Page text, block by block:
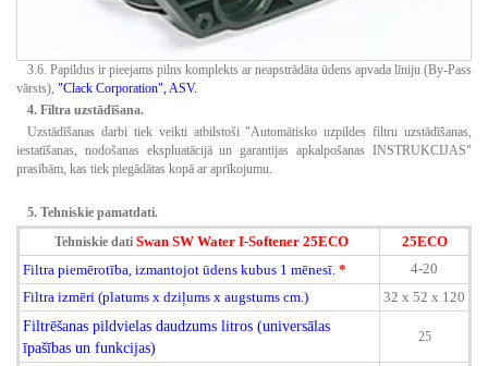
3.6. Papildus ir pieejams pilns komplekts ar neapstrādāta ūdens apvada līniju (By-Pass
vārsts), "Clack Corporation", ASV.
4. Filtra uzstādīšana.
Uzstādīšanas darbi tiek veikti atbilstoši "Automātisko uzpildes filtru uzstādīšanas,
iestatīšanas, nodošanas ekspluatācijā un garantijas apkalpošanas INSTRUKCIJAS"
prasībām, kas tiek piegādātas kopā ar aprīkojumu.
5. Tehniskie pamatdati.
Tehniskie dati Swan SW Water I-Softener 25ECO
25ECO
Filtra piemērotība, izmantojot ūdens kubus 1 mēnesī. *
4-20
Filtra izmēri (platums x dziļums x augstums cm.)
32 x 52 x 120
Filtrēšanas pildvielas daudzums litros (universālas
īpašības un funkcijas)
25